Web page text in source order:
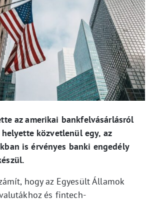
az amerikai bankfelvásárlásról
közvetlenül egy, az
is érvényes banki engedély
hogy az Egyesült Államok
és fintech-